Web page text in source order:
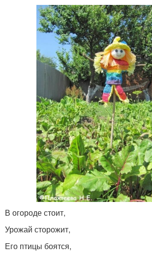
В огороде стоит,
Урожай сторожит,
Его птицы боятся,